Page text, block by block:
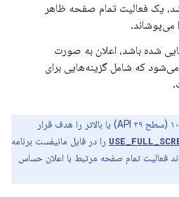
یک فعالیت تمام صفحه ظاهر
شده باشد، اعلان به صورت
که شامل گزینه‌هایی برای
اگر برنامه شما اندروید ۱۰ (سطح API ۲۹) یا بالاتر را هدف قرار
را در فایل مانیفست برنامه
فعالیت تمام صفحه مرتبط با اعلان حساس